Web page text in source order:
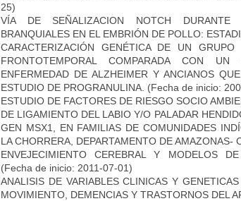
25)
VÍA DE SEÑALIZACION NOTCH
BRANQUIALES EN EL EMBRIÓN DE POLLO:
CARACTERIZACIÓN GENÉTICA DE UN
FRONTOTEMPORAL COMPARADA CON
ENFERMEDAD DE ALZHEIMER Y ANCIANOS
ESTUDIO DE PROGRANULINA. (Fecha de inicio:
ESTUDIO DE FACTORES DE RIESGO SOCIO
DE LIGAMIENTO DEL LABIO Y/O PALADAR
GEN MSX1, EN FAMILIAS DE COMUNIDADES
LA CHORRERA, DEPARTAMENTO DE AMAZONAS-
ENVEJECIMIENTO CEREBRAL Y MODELOS
(Fecha de inicio: 2011-07-01)
ANALISIS DE VARIABLES CLINICAS Y
MOVIMIENTO, DEMENCIAS Y TRASTORNOS DEL